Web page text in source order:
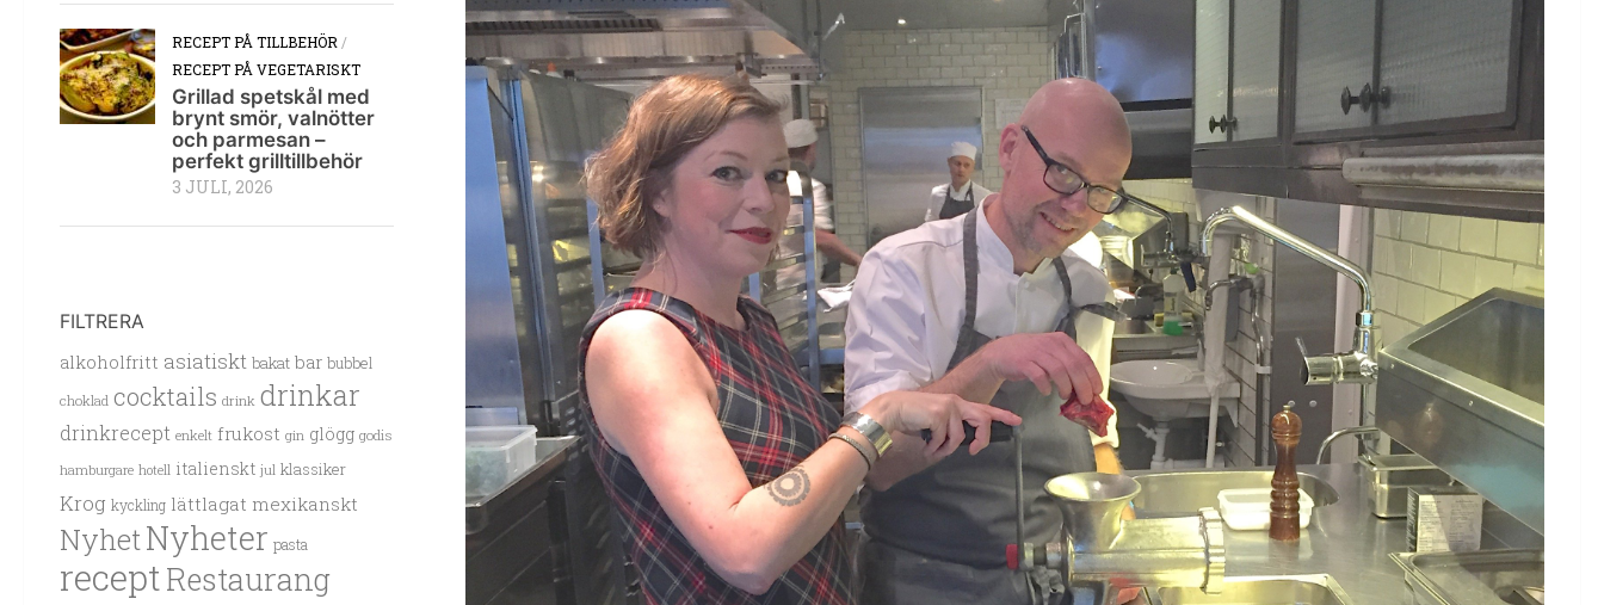
RECEPT PÅ TILLBEHÖR/
RECEPT PÅ VEGETARISKT
Grillad spetskål med
brynt smör, valnötter
och parmesan –
perfekt grilltillbehör
3 JULI, 2026
FILTRERA
alkoholfritt asiatiskt bakat bar bubbel
choklad cocktails drink drinkar
drinkrecept enkelt frukost gin glögg godis
hamburgare hotell italienskt jul klassiker
Krog kyckling lättlagat mexikanskt
NyhetNyheter pasta
receptRestaurang